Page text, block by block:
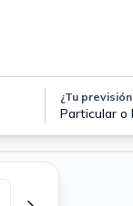
¿Tu
Particular o